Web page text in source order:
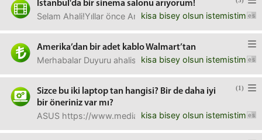
İstanbul'da bir sinema salonu arıyorum!
kisa bisey olsun istemistim
Selam Ahali!Yıllar önce Ankara'da (yabancısıyım)
Amerika’dan bir adet kablo Walmart’tan
kisa bisey olsun istemistim
Merhabalar Duyuru ahalisi (uzun zamandır
(1)
Sizce bu iki laptop tan hangisi? Bir de daha iyi
bir öneriniz var mı?
kisa bisey olsun istemistim
ASUS https://www.mediamarkt.com.tr/tr/product/